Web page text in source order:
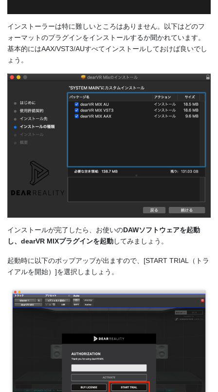
インストーラーは特に難しいところはありません。以下はどのフ
ォーマットのプラグインをインストールするか聞かれています。
基本的にはAAX/VST3/AUすべてインストールしておけば良いでし
ょう。
インストールが完了したら、お使いのDAWソフトウェアを起動
し、dearVR MIXプラグインを起動してみましょう。
起動時に以下のポップアップが出ますので、[START TRIAL（トラ
イアルを開始）]を選択しましょう。